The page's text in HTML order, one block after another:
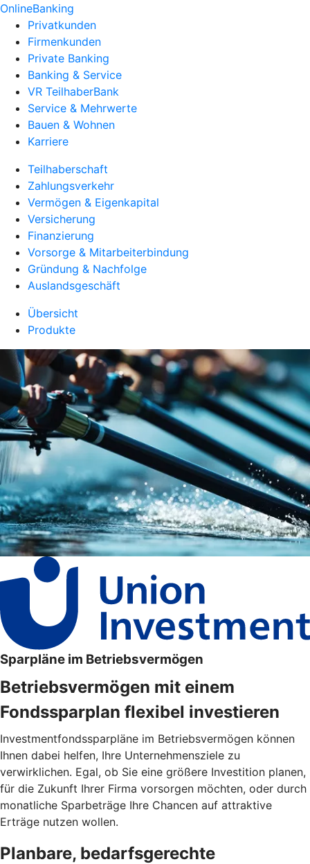
OnlineBanking
Privatkunden
Firmenkunden
Private Banking
Banking & Service
VR TeilhaberBank
Service & Mehrwerte
Bauen & Wohnen
Karriere
Teilhaberschaft
Zahlungsverkehr
Vermögen & Eigenkapital
Versicherung
Finanzierung
Vorsorge & Mitarbeiterbindung
Gründung & Nachfolge
Auslandsgeschäft
Übersicht
Produkte
Sparpläne im Betriebsvermögen
Betriebsvermögen mit einem
Fondssparplan flexibel investieren
Investmentfondssparpläne im Betriebsvermögen können
Ihnen dabei helfen, Ihre Unternehmensziele zu
verwirklichen. Egal, ob Sie eine größere Investition planen,
für die Zukunft Ihrer Firma vorsorgen möchten, oder durch
monatliche Sparbeträge Ihre Chancen auf attraktive
Erträge nutzen wollen.
Planbare, bedarfsgerechte